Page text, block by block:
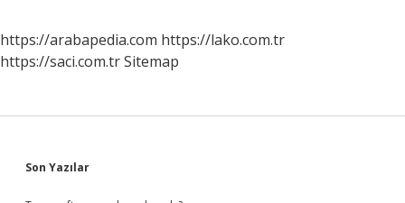
Başlar
https://arabapedia.com https://lako.com.tr
https://saci.com.trSitemap
Sidebar
Son Yazılar